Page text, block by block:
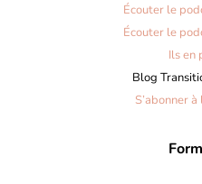
Écouter le
Écouter le
Ils en
Blog
S’abonner